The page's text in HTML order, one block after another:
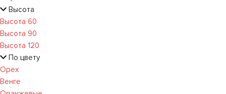
Высота
Высота 60
Высота 90
Высота 120
По цвету
Орех
Венге